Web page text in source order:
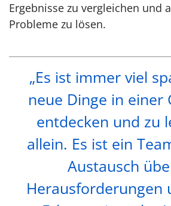
Ergebnisse zu vergleichen und
Probleme zu lösen.
„Es ist immer viel
neue Dinge in einer
entdecken und zu
allein. Es ist ein
Austausch
Herausforderungen